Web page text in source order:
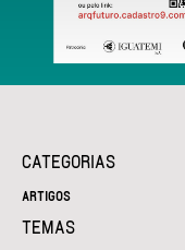
CATEGORIAS
ARTIGOS
TEMAS